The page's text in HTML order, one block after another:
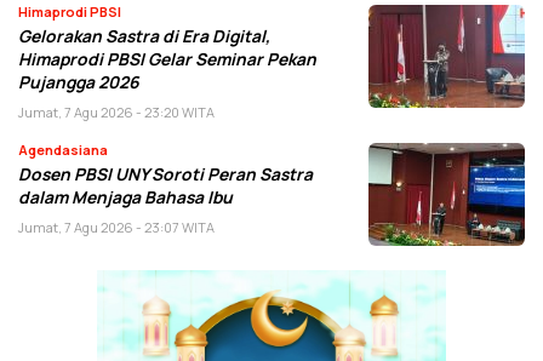
Himaprodi PBSI
Gelorakan Sastra di Era Digital,
Himaprodi PBSI Gelar Seminar Pekan
Pujangga 2026
Jumat, 7 Agu 2026 - 23:20 WITA
Agendasiana
Dosen PBSI UNY Soroti Peran Sastra
dalam Menjaga Bahasa Ibu
Jumat, 7 Agu 2026 - 23:07 WITA